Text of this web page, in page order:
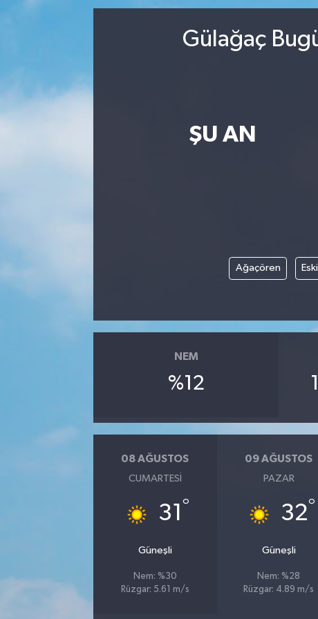
Gülağaç
ŞU AN
Ağaçören Eskil
NEM
%12
08 AĞUSTOS
CUMARTESI
31 °
Güneşli
Nem: %30
Rüzgar: 5.61 m/s
09 AĞUSTOS
PAZAR
32°
Güneşli
Nem: %28
Rüzgar: 4.89 m/s
EREĞLİ